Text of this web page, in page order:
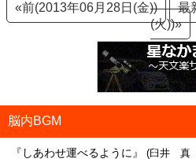
«前(2013年06月28日(金)) 最
(火))»
脳内BGM
『しあわせ運べるように』 (臼井 真